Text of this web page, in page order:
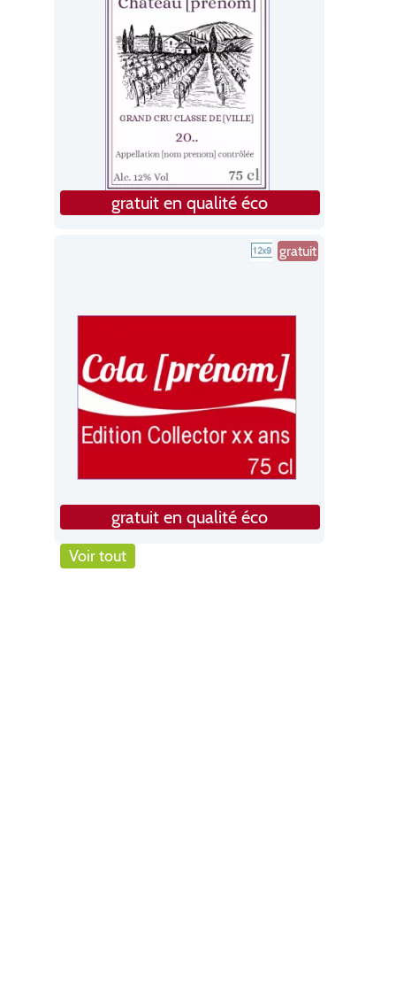
gratuit en qualité éco
gratuit
gratuit en qualité éco
Voir tout